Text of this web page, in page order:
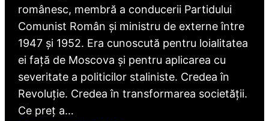
românesc, membră a conducerii Partidului
Comunist Român și ministru de externe între
1947 și 1952. Era cunoscută pentru loialitatea
ei față de Moscova și pentru aplicarea cu
severitate a politicilor staliniste. Credea în
Revoluție. Credea în transformarea societății.
Ce preț a…